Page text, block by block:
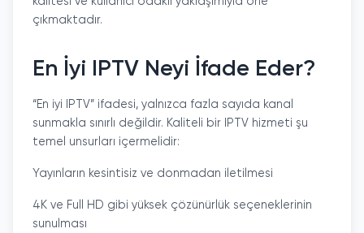
çıkmaktadır.
En İyi IPTV Neyi İfade Eder?
“En iyi IPTV” ifadesi, yalnızca fazla sayıda kanal
sunmakla sınırlı değildir. Kaliteli bir IPTV hizmeti şu
temel unsurları içermelidir:
Yayınların kesintisiz ve donmadan iletilmesi
4K ve Full HD gibi yüksek çözünürlük seçeneklerinin
sunulması